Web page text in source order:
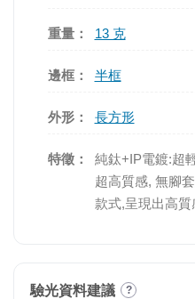
重量： 13 克
邊框： 半框
外形： 長方形
特徵：
純鈦+IP電鍍:超
超高質感, 無腳
款式,呈現出高
驗光資料建議 ?